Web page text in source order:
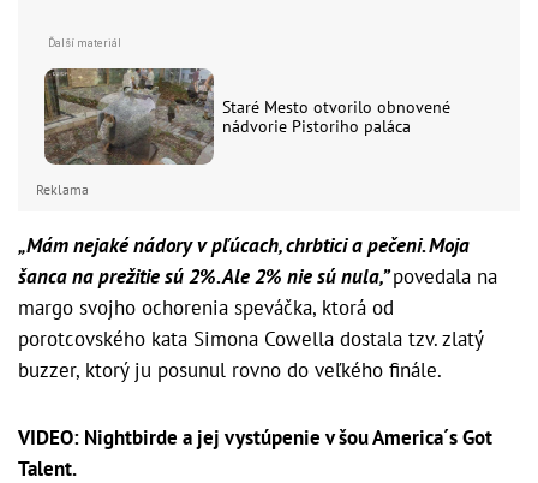
Staré Mesto otvorilo obnovené
nádvorie Pistoriho paláca
Reklama
„Mám nejaké nádory v pľúcach, chrbtici a pečeni. Moja
šanca na prežitie sú 2%. Ale 2% nie sú nula,”povedala na
margo svojho ochorenia speváčka, ktorá od
porotcovského kata Simona Cowella dostala tzv. zlatý
buzzer, ktorý ju posunul rovno do veľkého finále.
VIDEO: Nightbirde a jej vystúpenie v šou America´s Got
Talent.